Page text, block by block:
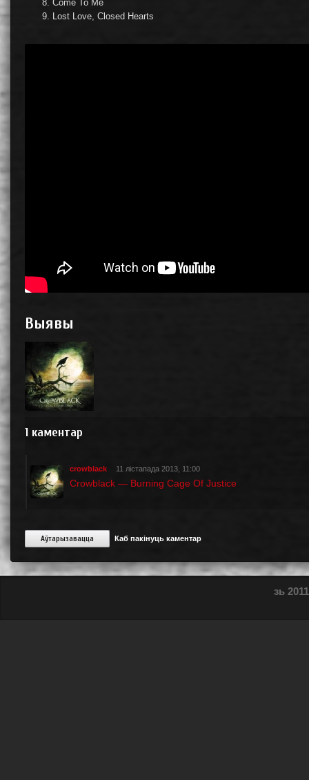
Come To Me
Lost Love, Closed Hearts
Выявы
1 каментар
crowblack 11 лістапада 2013, 11:00
Crowblack — Burning Cage Of Justice
Аўтарызавацца Каб пакінуць каментар
зь 2011